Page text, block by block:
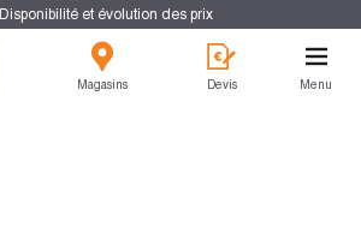
Disponibilité et évolution des prix
Magasins Devis Menu